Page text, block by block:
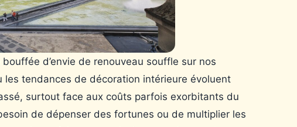
d’envie de renouveau souffle sur nos
tendances de décoration intérieure évoluent
surtout face aux coûts parfois exorbitants du
de dépenser des fortunes ou de multiplier les